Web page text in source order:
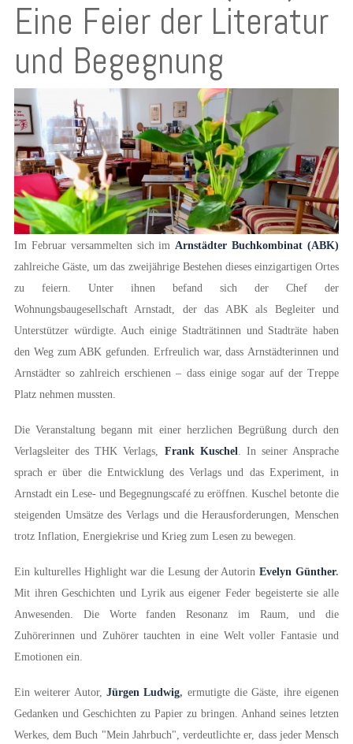
Eine Feier der Literatur
und Begegnung
Im Februar versammelten sich imArnstädter Buchkombinat (ABK)
zahlreiche Gäste, um das zweijährige Bestehen dieses einzigartigen Ortes
zu feiern. Unter ihnen befand sich der Chef der
Wohnungsbaugesellschaft Arnstadt, der das ABK als Begleiter und
Unterstützer würdigte. Auch einige Stadträtinnen und Stadträte haben
den Weg zum ABK gefunden. Erfreulich war, dass Arnstädterinnen und
Arnstädter so zahlreich erschienen – dass einige sogar auf der Treppe
Platz nehmen mussten.
Die Veranstaltung begann mit einer herzlichen Begrüßung durch den
Verlagsleiter des THK Verlags, Frank Kuschel. In seiner Ansprache
sprach er über die Entwicklung des Verlags und das Experiment, in
Arnstadt ein Lese- und Begegnungscafé zu eröffnen. Kuschel betonte die
steigenden Umsätze des Verlags und die Herausforderungen, Menschen
trotz Inflation, Energiekrise und Krieg zum Lesen zu bewegen.
Ein kulturelles Highlight war die Lesung der Autorin Evelyn Günther.
Mit ihren Geschichten und Lyrik aus eigener Feder begeisterte sie alle
Anwesenden. Die Worte fanden Resonanz im Raum, und die
Zuhörerinnen und Zuhörer tauchten in eine Welt voller Fantasie und
Emotionen ein.
Ein weiterer Autor, Jürgen Ludwig, ermutigte die Gäste, ihre eigenen
Gedanken und Geschichten zu Papier zu bringen. Anhand seines letzten
Werkes, dem Buch "Mein Jahrbuch", verdeutlichte er, dass jeder Mensch